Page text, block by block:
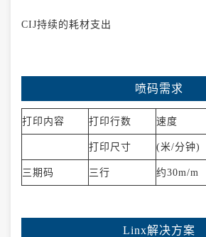
CIJ持续的耗材支出
喷码需求
打印内容 打印行数 速度
打印尺寸 (米/分钟)
三期码 三行 约30m/m
Linx解决方案